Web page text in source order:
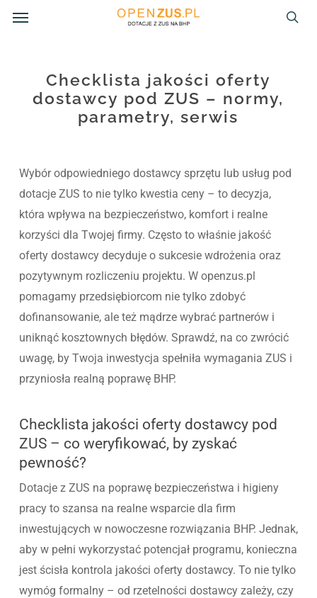
Skip
Checklista jakości oferty
dostawcy pod ZUS – normy,
parametry, serwis
Wybór odpowiedniego dostawcy sprzętu lub usług pod
dotacje ZUS to nie tylko kwestia ceny – to decyzja,
która wpływa na bezpieczeństwo, komfort i realne
korzyści dla Twojej firmy. Często to właśnie jakość
oferty dostawcy decyduje o sukcesie wdrożenia oraz
pozytywnym rozliczeniu projektu. W openzus.pl
pomagamy przedsiębiorcom nie tylko zdobyć
dofinansowanie, ale też mądrze wybrać partnerów i
uniknąć kosztownych błędów. Sprawdź, na co zwrócić
uwagę, by Twoja inwestycja spełniła wymagania ZUS i
przyniosła realną poprawę BHP.
Checklista jakości oferty dostawcy pod
ZUS – co weryfikować, by zyskać
pewność?
Dotacje z ZUS na poprawę bezpieczeństwa i higieny
pracy to szansa na realne wsparcie dla firm
inwestujących w nowoczesne rozwiązania BHP. Jednak,
aby w pełni wykorzystać potencjał programu, konieczna
jest ścisła kontrola jakości oferty dostawcy. To nie tylko
wymóg formalny – od rzetelności dostawcy zależy, czy